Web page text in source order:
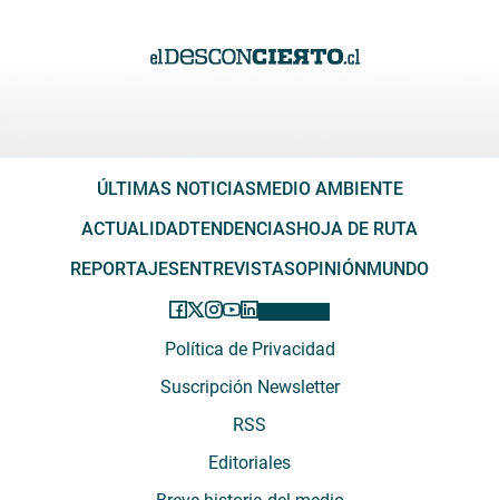
ÚLTIMAS NOTICIASMEDIO AMBIENTE
ACTUALIDADTENDENCIASHOJA DE RUTA
REPORTAJESENTREVISTASOPINIÓNMUNDO
Política de Privacidad
Suscripción Newsletter
RSS
Editoriales